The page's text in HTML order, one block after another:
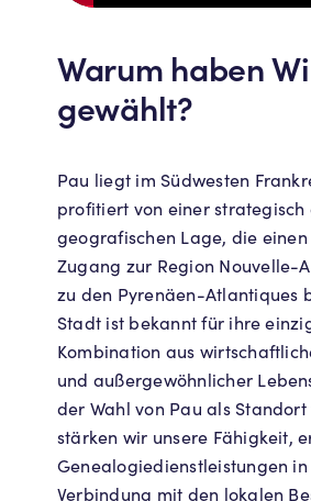
Warum haben
gewählt?
Pau liegt im Südwesten
profitiert von einer strategisch
geografischen Lage, die
Zugang zur Region Nouvelle-
zu den Pyrenäen-Atlantiques
Stadt ist bekannt für ihre
Kombination aus
und außergewöhnlicher
der Wahl von Pau als
stärken wir unsere Fähigkeit,
Genealogiedienstleistungen
Verbindung mit den lokalen